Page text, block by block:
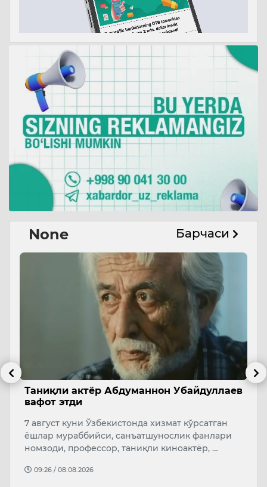
None Барчаси
Таниқли актёр Абдуманнон Убайдуллаев
вафот этди
7 август куни Ўзбекистонда хизмат кўрсатган
ёшлар мураббийси, санъатшунослик фанлари
номзоди, профессор, таниқли киноактёр, …
09:26 / 08.08.2026